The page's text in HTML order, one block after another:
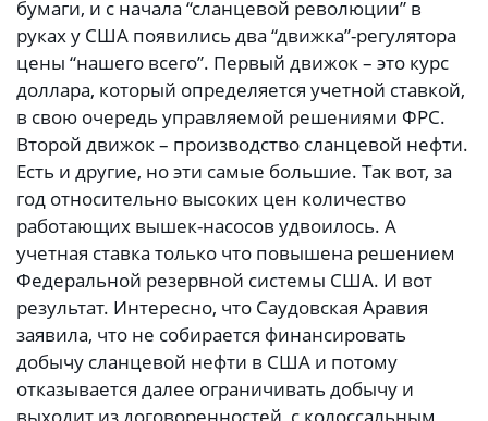
бумаги, и с начала “сланцевой революции” в
руках у США появились два “движка”-регулятора
цены “нашего всего”. Первый движок – это курс
доллара, который определяется учетной ставкой,
в свою очередь управляемой решениями ФРС.
Второй движок – производство сланцевой нефти.
Есть и другие, но эти самые большие. Так вот, за
год относительно высоких цен количество
работающих вышек-насосов удвоилось. А
учетная ставка только что повышена решением
Федеральной резервной системы США. И вот
результат. Интересно, что Саудовская Аравия
заявила, что не собирается финансировать
добычу сланцевой нефти в США и потому
отказывается далее ограничивать добычу и